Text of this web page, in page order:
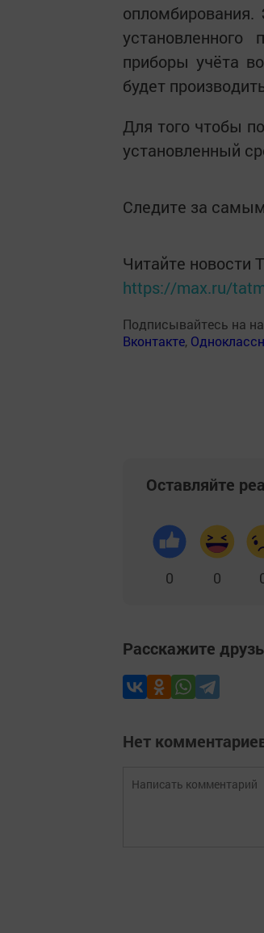
опломбирования.
приборы учёта
будет
Для того чтобы
установленный
Следите за
Читайте новости
https://max.ru/
Подписывайтесь на
Вконтакте,
Оставляйте
0 0
Расскажите
Нет